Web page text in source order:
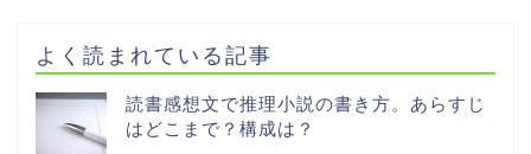
よく読まれている記事
読書感想文で推理小説の書き方。あらすじ
はどこまで？構成は？